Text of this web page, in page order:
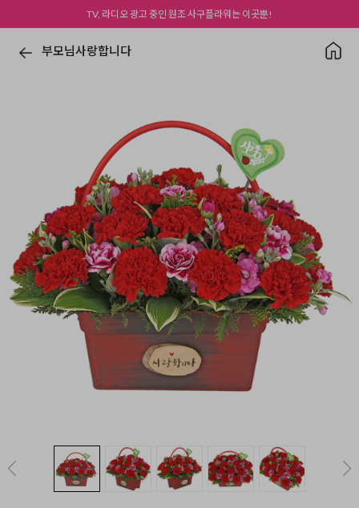
TV, 라디오 광고 중인 원조 사구플라워는 이곳뿐!
부모님사랑합니다